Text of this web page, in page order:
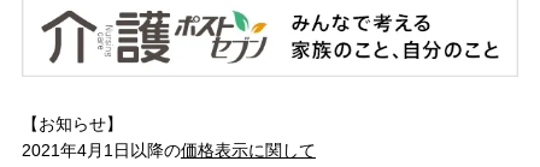
【お知らせ】
2021年4月1日以降の価格表示に関して